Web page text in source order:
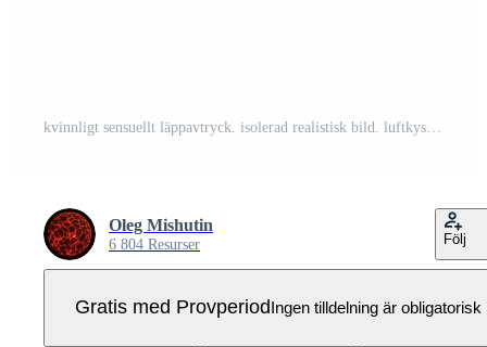
Oleg Mishutin
6 804 Resurser Följ
Gratis med ProvperiodIngen tilldelning är obligatorisk